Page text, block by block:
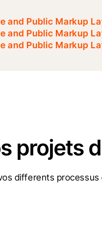
and Public Markup
and Public Markup
and Public Markup
projets
differents